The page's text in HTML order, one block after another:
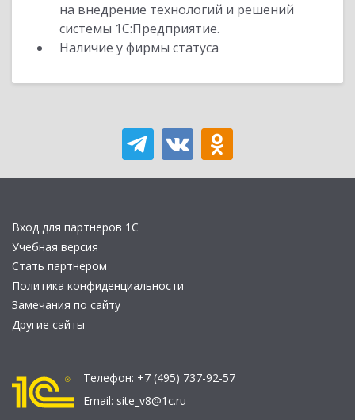
на внедрение технологий и решений
системы 1С:Предприятие.
Наличие у фирмы статуса
Вход для партнеров 1С
Учебная версия
Стать партнером
Политика конфиденциальности
Замечания по сайту
Другие сайты
Телефон: +7 (495) 737-92-57
Email: site_v8@1c.ru